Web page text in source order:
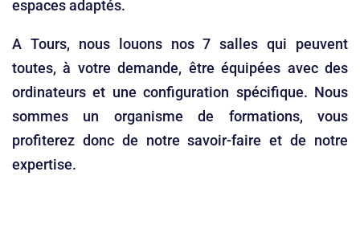
espaces adaptés.
A Tours, nous louons nos 7 salles qui peuvent
toutes, à votre demande, être équipées avec des
ordinateurs et une configuration spécifique. Nous
sommes un organisme de formations, vous
profiterez donc de notre savoir-faire et de notre
expertise.